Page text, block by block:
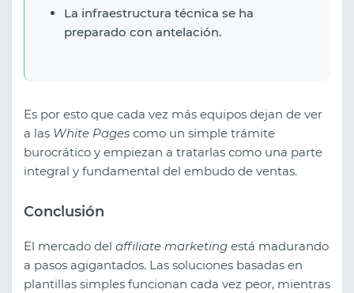
La infraestructura técnica se ha
preparado con antelación.
Es por esto que cada vez más equipos dejan de ver
a las White Pages como un simple trámite
burocrático y empiezan a tratarlas como una parte
integral y fundamental del embudo de ventas.
Conclusión
El mercado del affiliate marketing está madurando
a pasos agigantados. Las soluciones basadas en
plantillas simples funcionan cada vez peor, mientras